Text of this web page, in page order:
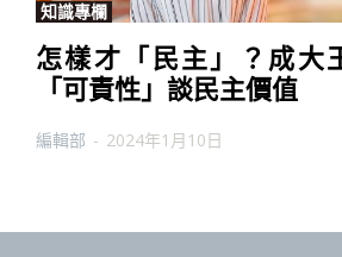
知識專欄
怎樣才「民主」？成大
「可責性」談民主價值
編輯部 - 2024年1月10日